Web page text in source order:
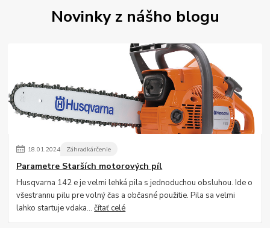
Novinky z nášho blogu
18.01.2024 Záhradkárčenie
Parametre Starších motorových píl
Husqvarna 142 e je velmi lehká pila s jednoduchou obsluhou. Ide o
všestrannu pilu pre volný čas a občasné použitie. Pila sa velmi
lahko startuje vdaka...čítať celé